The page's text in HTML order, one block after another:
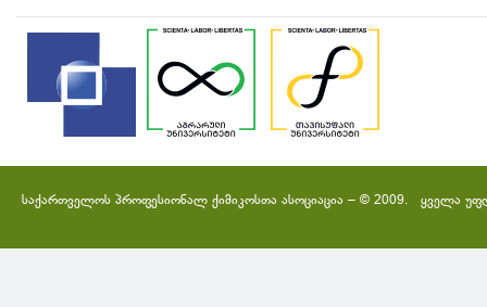
საქართველოს პროფესიონალ ქიმიკოსთა ასოციაცია – © 2009. ყველა